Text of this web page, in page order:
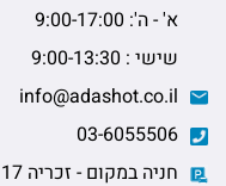
א' - ה': 9:00-17:00
שישי : 9:00-13:30
חניה במקום - זכריה 17